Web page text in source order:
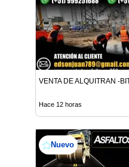
VENTA DE ALQUITRAN -
Hace 12 horas
Nuevo